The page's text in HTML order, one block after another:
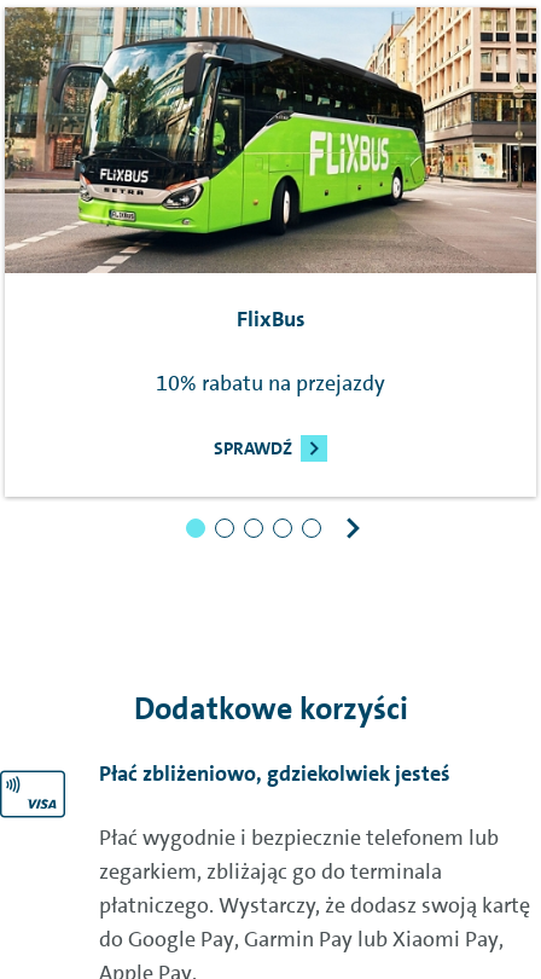
FlixBus
10% rabatu na przejazdy
SPRAWDŹ
Dodatkowe korzyści
Płać zbliżeniowo, gdziekolwiek jesteś
Płać wygodnie i bezpiecznie telefonem lub
zegarkiem, zbliżając go do terminala
płatniczego. Wystarczy, że dodasz swoją kartę
do Google Pay, Garmin Pay lubXiaomi Pay,
Apple Pay.